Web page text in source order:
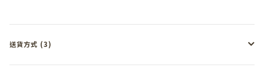
送貨方式 (3)